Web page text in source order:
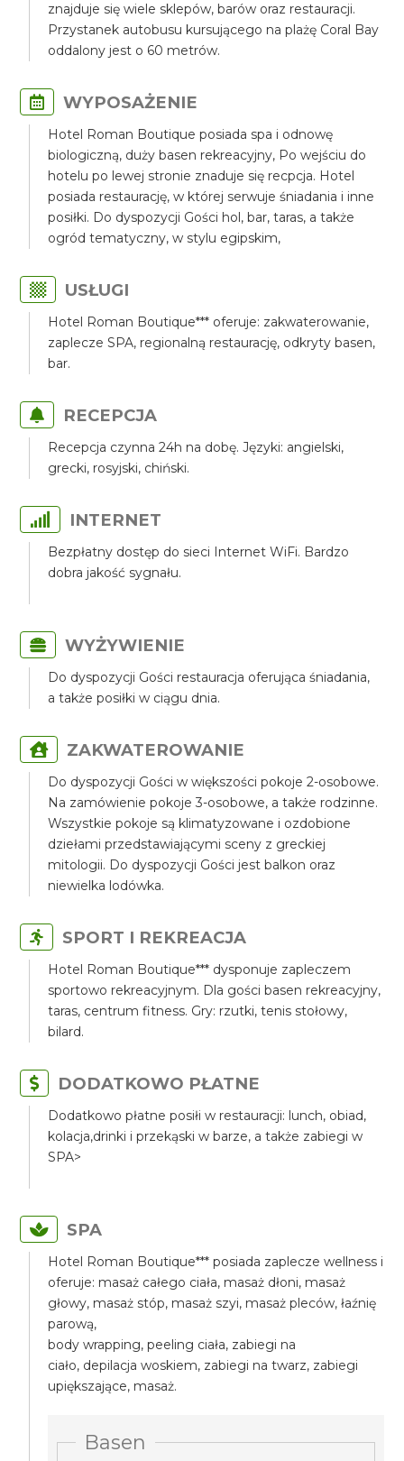
znajduje się wiele sklepów, barów oraz restauracji.
Przystanek autobusu kursującego na plażę Coral Bay
oddalony jest o 60 metrów.
WYPOSAŻENIE
Hotel Roman Boutique posiada spa i odnowę
biologiczną, duży basen rekreacyjny, Po wejściu do
hotelu po lewej stronie znaduje się recpcja. Hotel
posiada restaurację, w której serwuje śniadania i inne
posiłki. Do dyspozycji Gości hol, bar, taras, a także
ogród tematyczny, w stylu egipskim,
USŁUGI
Hotel Roman Boutique*** oferuje: zakwaterowanie,
zaplecze SPA, regionalną restaurację, odkryty basen,
bar.
RECEPCJA
Recepcja czynna 24h na dobę. Języki: angielski,
grecki, rosyjski, chiński.
INTERNET
Bezpłatny dostęp do sieci Internet WiFi. Bardzo
dobra jakość sygnału.
WYŻYWIENIE
Do dyspozycji Gości restauracja oferująca śniadania,
a także posiłki w ciągu dnia.
ZAKWATEROWANIE
Do dyspozycji Gości w większości pokoje 2-osobowe.
Na zamówienie pokoje 3-osobowe, a także rodzinne.
Wszystkie pokoje są klimatyzowane i ozdobione
dziełami przedstawiającymi sceny z greckiej
mitologii. Do dyspozycji Gości jest balkon oraz
niewielka lodówka.
SPORT I REKREACJA
Hotel Roman Boutique*** dysponuje zapleczem
sportowo rekreacyjnym. Dla gości basen rekreacyjny,
taras, centrum fitness. Gry: rzutki, tenis stołowy,
bilard.
DODATKOWO PŁATNE
Dodatkowo płatne posiłi w restauracji: lunch, obiad,
kolacja,drinki i przekąski w barze, a także zabiegi w
SPA>
SPA
Hotel Roman Boutique*** posiada zaplecze wellness i
oferuje: masaż całego ciała, masaż dłoni, masaż
głowy, masaż stóp, masaż szyi, masaż pleców, łaźnię
parową,
body wrapping, peeling ciała, zabiegi na
ciało, depilacja woskiem, zabiegi na twarz, zabiegi
upiększające, masaż.
Basen